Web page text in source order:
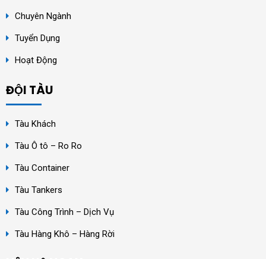
Chuyên Ngành
Tuyển Dụng
Hoạt Động
ĐỘI TÀU
Tàu Khách
Tàu Ô tô – Ro Ro
Tàu Container
Tàu Tankers
Tàu Công Trình – Dịch Vụ
Tàu Hàng Khô – Hàng Rời